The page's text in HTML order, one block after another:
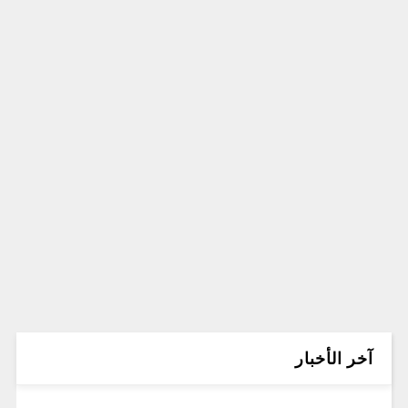
آخر الأخبار